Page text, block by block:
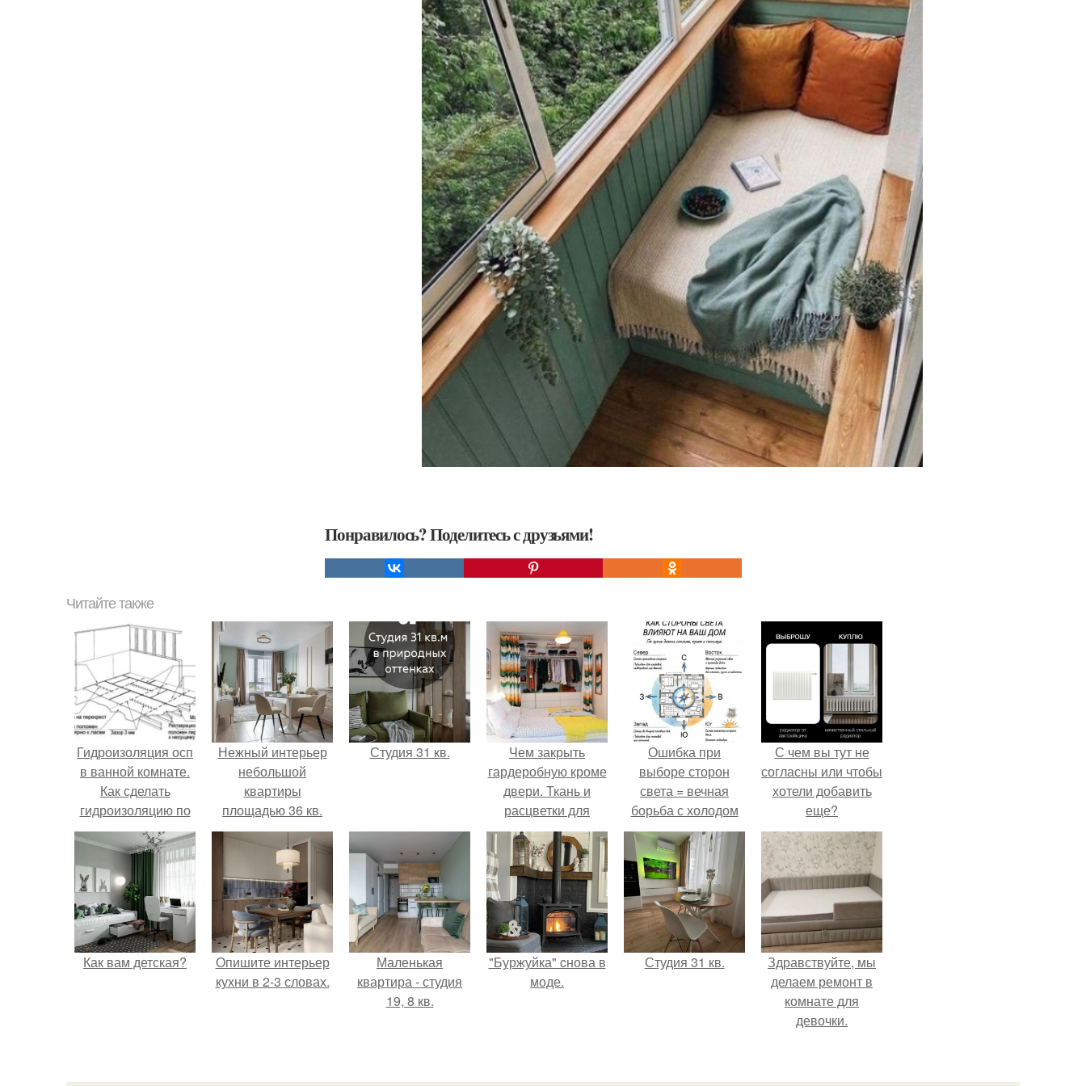
Понравилось? Поделитесь с друзьями!
Читайте также
Гидроизоляция осп
в ванной комнате.
Как сделать
гидроизоляцию по
листам OSB
Нежный интерьер
небольшой
квартиры
площадью 36 кв.
Студия 31 кв.
Чем закрыть
гардеробную кроме
двери. Ткань и
расцветки для
занавесок в
гардеробную
Ошибка при
выборе сторон
света = вечная
борьба с холодом
или светом.
С чем вы тут не
согласны или чтобы
хотели добавить
еще?
Как вам детская?
Опишите интерьер
кухни в 2-3 словах.
Маленькая
квартира - студия
19, 8 кв.
"Буржуйка" cнова в
моде.
Студия 31 кв.
Здравствуйте, мы
делаем ремонт в
комнате для
девочки.